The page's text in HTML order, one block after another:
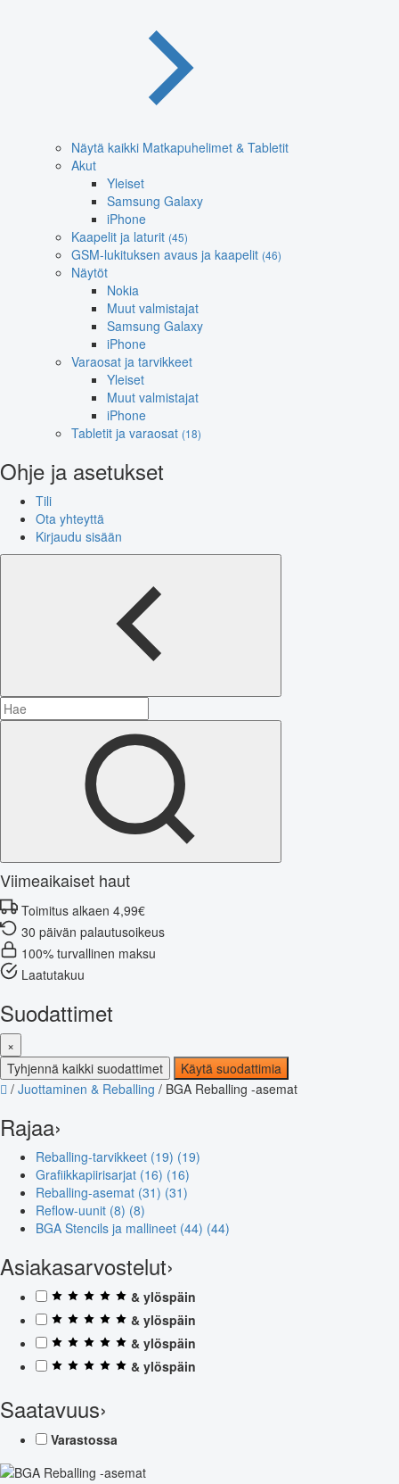
Näytä kaikki Matkapuhelimet & Tabletit
Akut
Yleiset
Samsung Galaxy
iPhone
Kaapelit ja laturit (45)
GSM-lukituksen avaus ja kaapelit (46)
Näytöt
Nokia
Muut valmistajat
Samsung Galaxy
iPhone
Varaosat ja tarvikkeet
Yleiset
Muut valmistajat
iPhone
Tabletit ja varaosat (18)
Ohje ja asetukset
Tili
Ota yhteyttä
Kirjaudu sisään
Viimeaikaiset haut
Toimitus alkaen 4,99€
30 päivän palautusoikeus
100% turvallinen maksu
Laatutakuu
Suodattimet
×
Tyhjennä kaikki suodattimet
Käytä suodattimia
/ Juottaminen & Reballing / BGA Reballing -asemat
Rajaa›
Reballing-tarvikkeet (19) (19)
Grafiikkapiirisarjat (16) (16)
Reballing-asemat (31) (31)
Reflow-uunit (8) (8)
BGA Stencils ja mallineet (44) (44)
Asiakasarvostelut›
& ylöspäin
& ylöspäin
& ylöspäin
& ylöspäin
Saatavuus›
Varastossa